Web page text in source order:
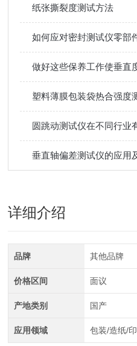
纸张撕裂度测试方法
如何应对密封测试仪零部
做好这些保养工作使垂直
塑料薄膜包装袋热合强度
圆跳动测试仪在不同行业
垂直轴偏差测试仪的应用
详细介绍
品牌 其他品牌
价格区间 面议
产地类别 国产
应用领域 包装/造纸/印